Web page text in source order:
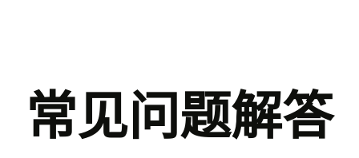
常见问题解答